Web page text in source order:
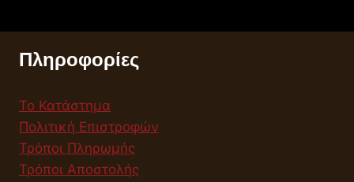
Πληροφορίες
Το Κατάστημα
Πολιτική Επιστροφών
Τρόποι Πληρωμής
Τρόποι Αποστολής